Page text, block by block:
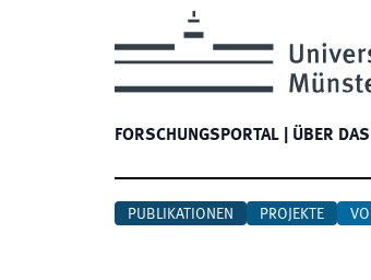
FORSCHUNGSPORTAL ÜBER
PUBLIKATIONEN PROJEKTE